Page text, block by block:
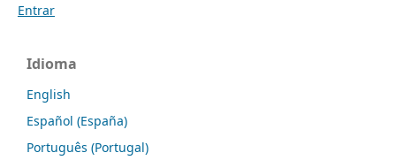
Entrar
Idioma
English
Español (España)
Português (Portugal)